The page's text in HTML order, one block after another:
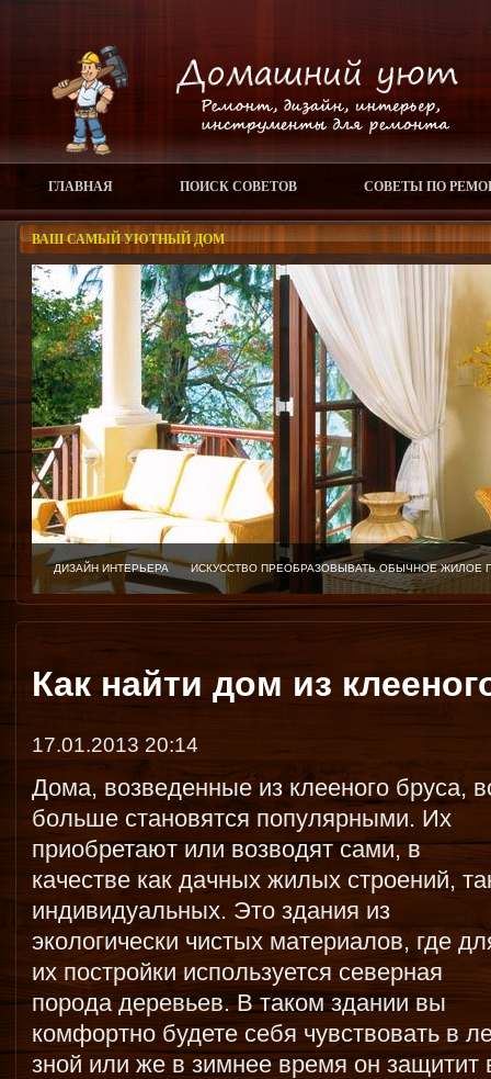
ГЛАВНАЯ ПОИСК СОВЕТОВ СОВЕТЫ ПО
ВАШ САМЫЙ УЮТНЫЙ ДОМ
ДИЗАЙН ИНТЕРЬЕРА ИСКУССТВО ПРЕОБРАЗОВЫВАТЬ ОБЫЧНОЕ
Как найти дом из
17.01.2013 20:14
Дома, возведенные из клееного бруса,
больше становятся популярными. Их
приобретают или возводят сами, в
качестве как дачных жилых строений,
индивидуальных. Это здания из
экологически чистых материалов, где
их постройки используется северная
порода деревьев. В таком здании вы
комфортно будете себя чувствовать в
зной или же в зимнее время он защитит